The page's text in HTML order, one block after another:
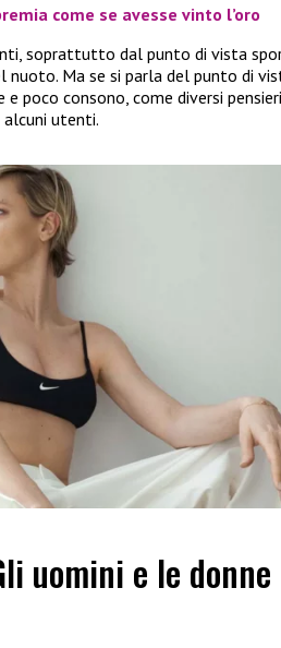
come se avesse vinto l’oro
soprattutto dal punto di vista
Ma se si parla del punto di
poco consono, come diversi pensieri
utenti.
uomini e le donne